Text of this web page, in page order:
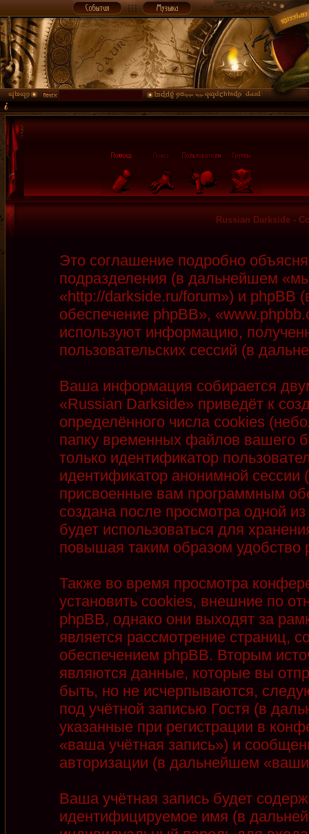
Russian Darkside -
Это соглашение подробно
подразделения (в дальнейшем
«http://darkside.ru/forum») и phpBB
обеспечение phpBB»,
используют информацию,
пользовательских сессий (в
Ваша информация собирается
«Russian Darkside» приведёт к
определённого числа cookies
папку временных файлов вашего
только идентификатор
идентификатор анонимной
присвоенные вам программным
создана после просмотра одной
будет использоваться для
повышая таким образом
Также во время просмотра
установить cookies, внешние по
phpBB, однако они выходят за
является рассмотрение страниц,
обеспечением phpBB. Вторым
являются данные, которые вы
быть, но не исчерпываются,
под учётной записью Гостя (в
указанные при регистрации в
«ваша учётная запись») и
авторизации (в дальнейшем
Ваша учётная запись будет
идентифицируемое имя (в